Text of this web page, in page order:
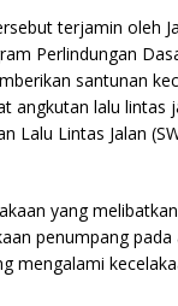
terjamin oleh
Perlindungan
santunan
lalu lintas
Lintas Jalan
yang
penumpang